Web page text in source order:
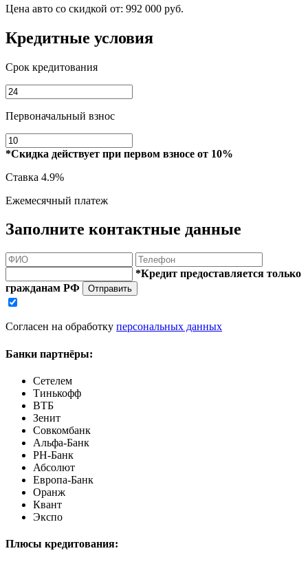
Цена авто со скидкой от: 992 000 руб.
Кредитные условия
Срок кредитования
Первоначальный взнос
*Скидка действует при первом взносе от 10%
Ставка 4.9%
Ежемесячный платеж
Заполните контактные данные
*Кредит предоставляется только
гражданам РФ
Отправить
Согласен на обработку персональных данных
Банки партнёры:
Сетелем
Тинькофф
ВТБ
Зенит
Совкомбанк
Альфа-Банк
РН-Банк
Абсолют
Европа-Банк
Оранж
Квант
Экспо
Плюсы кредитования: